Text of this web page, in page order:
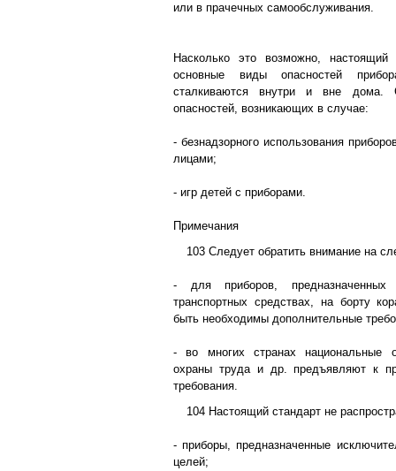
или в прачечных самообслуживания.
Насколько это возможно, настоящий
основные виды опасностей
сталкиваются внутри и вне дома.
опасностей, возникающих в случае:
- безнадзорного использования
лицами;
- игр детей с приборами.
Примечания
103 Следует обратить внимание на
- для приборов,
транспортных средствах, на борту
быть необходимы дополнительные
- во многих странах национальные
охраны труда и др. предъявляют к
требования.
104 Настоящий стандарт не
- приборы, предназначенные
целей;